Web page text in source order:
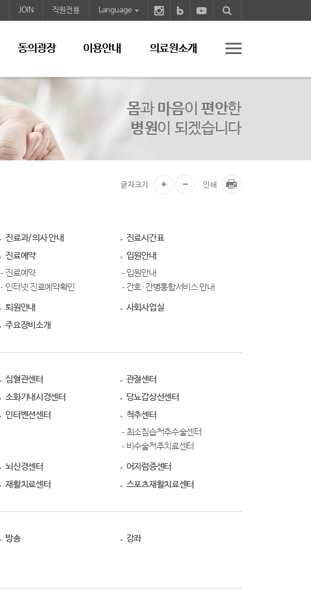
JOIN 직원전용 Language
동의광장 이용안내 의료원소개
몸과 마음이 편안한
병원이 되겠습니다
글자크기 인쇄
진료과/의사 안내
진료시간표
진료예약
진료예약
인터넷 진료예약확인
입원안내
입원안내
간호·간병통합서비스 안내
퇴원안내
사회사업실
주요장비소개
심혈관센터
관절센터
소화기내시경센터
당뇨갑상선센터
인터벤션센터 척추센터
최소침습척추수술센터
비수술척추치료센터
뇌신경센터
어지럼증센터
재활치료센터 스포츠재활치료센터
방송
강좌